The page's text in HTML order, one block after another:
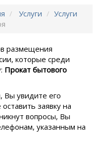
Услуги
Услуги
размещения
которые среди
Прокат бытового
Вы увидите его
заявку на
вопросы, Вы
указанным на